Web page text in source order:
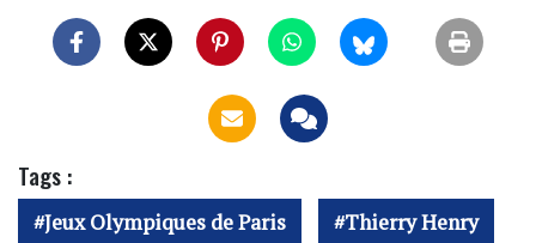
Tags :
Jeux Olympiques de Paris
Thierry Henry